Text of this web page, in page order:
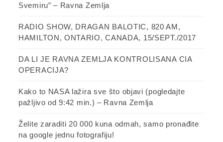
Svemiru” – Ravna Zemlja
RADIO SHOW, DRAGAN BALOTIC, 820 AM,
HAMILTON, ONTARIO, CANADA, 15/SEPT./2017
DA LI JE RAVNA ZEMLJA KONTROLISANA CIA
OPERACIJA?
Kako to NASA lažira sve što objavi (pogledajte
pažljivo od 9:42 min.) – Ravna Zemlja
Želite zaraditi 20 000 kuna odmah, samo pronađite
na google jednu fotografiju!